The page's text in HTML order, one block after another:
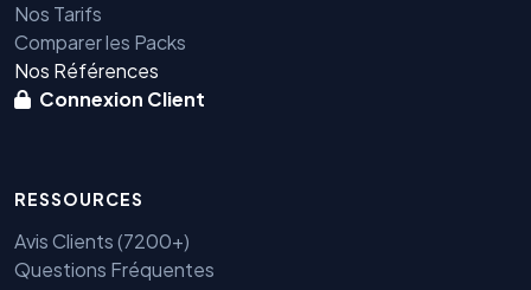
Nos Tarifs
Comparer les Packs
Nos Références
Connexion Client
RESSOURCES
Avis Clients (7200+)
Questions Fréquentes